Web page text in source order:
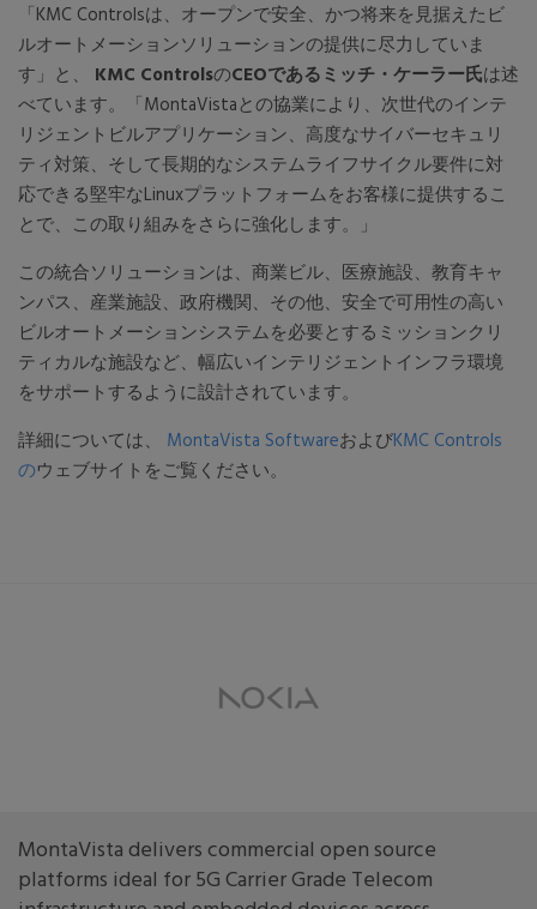
「KMC Controlsは、オープンで安全、かつ将来を見据えたビ
ルオートメーションソリューションの提供に尽力していま
す」と、 KMC ControlsのCEOであるミッチ・ケーラー氏は述
べています。「MontaVistaとの協業により、次世代のインテ
リジェントビルアプリケーション、高度なサイバーセキュリ
ティ対策、そして長期的なシステムライフサイクル要件に対
応できる堅牢なLinuxプラットフォームをお客様に提供するこ
とで、この取り組みをさらに強化します。」
この統合ソリューションは、商業ビル、医療施設、教育キャ
ンパス、産業施設、政府機関、その他、安全で可用性の高い
ビルオートメーションシステムを必要とするミッションクリ
ティカルな施設など、幅広いインテリジェントインフラ環境
をサポートするように設計されています。
詳細については、 MontaVista SoftwareおよびKMC Controls
のウェブサイトをご覧ください。
MontaVista delivers commercial open source
platforms ideal for 5G Carrier Grade Telecom